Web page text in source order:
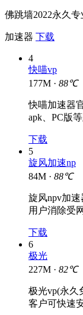
佛跳墙2022永久
加速器 下载
4
快喵vp
177M · 88℃
快喵加速器
apk、PC版
下载
5
旋风加速np
84M · 88℃
旋风npv加
用户消除受
下载
6
极光
227M · 82℃
极光vp(永久
客户可快速